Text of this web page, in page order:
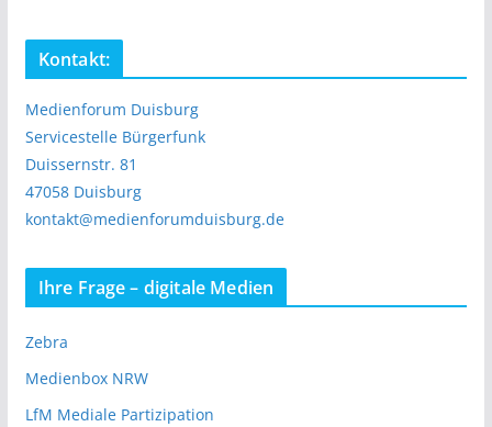
Kontakt:
Medienforum Duisburg
Servicestelle Bürgerfunk
Duissernstr. 81
47058 Duisburg
kontakt@medienforumduisburg.de
Ihre Frage – digitale Medien
Zebra
Medienbox NRW
LfM Mediale Partizipation